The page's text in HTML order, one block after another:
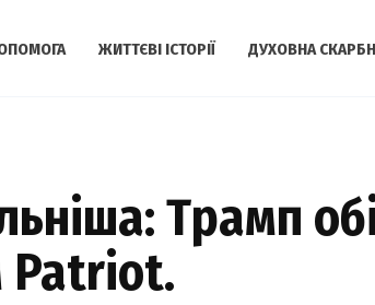
ЖИТТЄВІ ІСТОРІЇ ДУХОВНА
Трамп
Patriot.